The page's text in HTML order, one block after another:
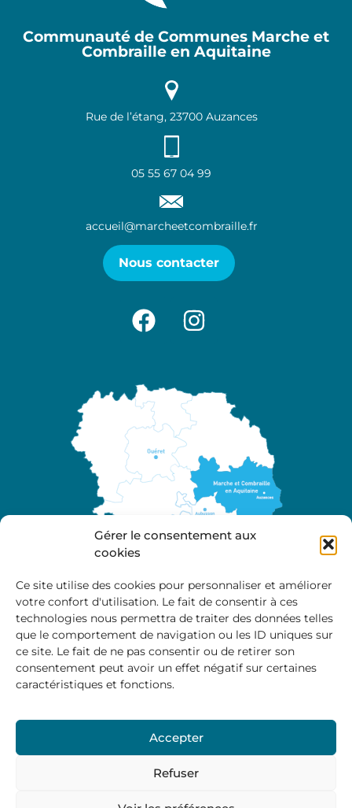
Gérer le consentement aux
cookies
Ce site utilise des cookies pour personnaliser et améliorer
votre confort d'utilisation. Le fait de consentir à ces
technologies nous permettra de traiter des données telles
que le comportement de navigation ou les ID uniques sur
ce site. Le fait de ne pas consentir ou de retirer son
consentement peut avoir un effet négatif sur certaines
caractéristiques et fonctions.
Accepter
Refuser
Communauté de Communes Marche et
Combraille en Aquitaine
Rue de l’étang, 23700 Auzances
05 55 67 04 99
accueil@marcheetcombraille.fr
Nous contacter
A propos
Site officiel de la Communauté de Communes
Marche et Combraille en Aquitaine
Horaires d’ouverture :
9:00 – 12:00 / 14:00 – 17:00
Vendredi: 9:00 – 12:00